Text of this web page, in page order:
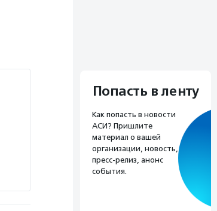
Попасть в ленту
Как попасть в новости
АСИ? Пришлите
материал о вашей
организации, новость,
пресс-релиз, анонс
события.